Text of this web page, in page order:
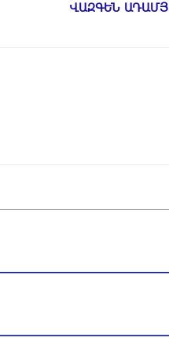
ՎԱԶԳԵՆ